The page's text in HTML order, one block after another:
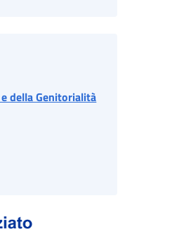
della Genitorialità